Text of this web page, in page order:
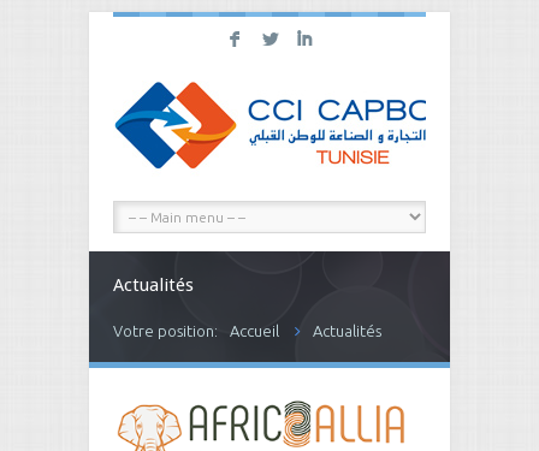
F L I
Actualités
Votre position: Accueil Actualités